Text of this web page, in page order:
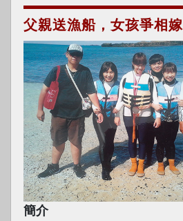
父親送漁船，女孩爭相嫁
簡介